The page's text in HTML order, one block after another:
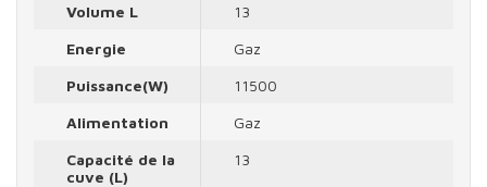
Volume L
13
Energie
Gaz
Puissance(W)
11500
Alimentation
Gaz
Capacité de la
cuve (L)
13